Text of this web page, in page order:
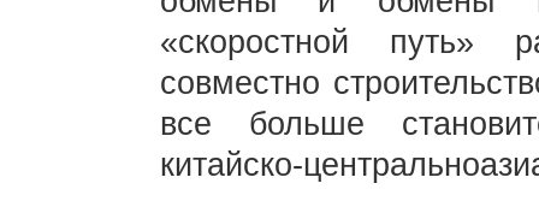
«скоростной путь»
совместно
все больше
китайско-